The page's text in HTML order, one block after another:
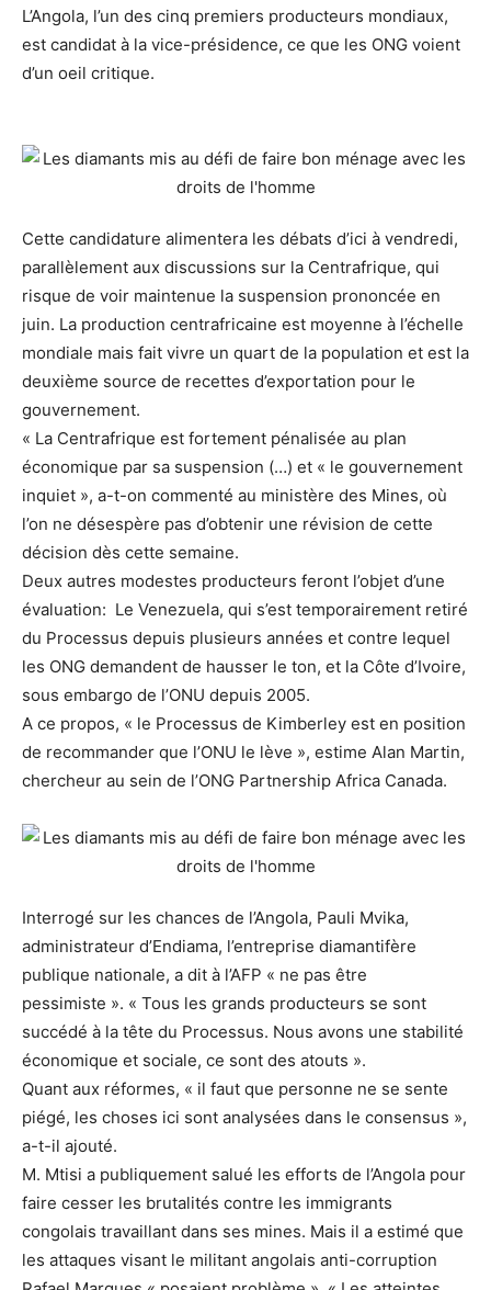
L’Angola, l’un des cinq premiers producteurs mondiaux,
est candidat à la vice-présidence, ce que les ONG voient
d’un oeil critique.
Cette candidature alimentera les débats d’ici à vendredi,
parallèlement aux discussions sur la Centrafrique, qui
risque de voir maintenue la suspension prononcée en
juin. La production centrafricaine est moyenne à l’échelle
mondiale mais fait vivre un quart de la population et est la
deuxième source de recettes d’exportation pour le
gouvernement.
« La Centrafrique est fortement pénalisée au plan
économique par sa suspension (…) et « le gouvernement
inquiet », a-t-on commenté au ministère des Mines, où
l’on ne désespère pas d’obtenir une révision de cette
décision dès cette semaine.
Deux autres modestes producteurs feront l’objet d’une
évaluation: Le Venezuela, qui s’est temporairement retiré
du Processus depuis plusieurs années et contre lequel
les ONG demandent de hausser le ton, et la Côte d’Ivoire,
sous embargo de l’ONU depuis 2005.
A ce propos, « le Processus de Kimberley est en position
de recommander que l’ONU le lève », estime Alan Martin,
chercheur au sein de l’ONG Partnership Africa Canada.
Interrogé sur les chances de l’Angola, Pauli Mvika,
administrateur d’Endiama, l’entreprise diamantifère
publique nationale, a dit à l’AFP « ne pas être
pessimiste ». « Tous les grands producteurs se sont
succédé à la tête du Processus. Nous avons une stabilité
économique et sociale, ce sont des atouts ».
Quant aux réformes, « il faut que personne ne se sente
piégé, les choses ici sont analysées dans le consensus »,
a-t-il ajouté.
M. Mtisi a publiquement salué les efforts de l’Angola pour
faire cesser les brutalités contre les immigrants
congolais travaillant dans ses mines. Mais il a estimé que
les attaques visant le militant angolais anti-corruption